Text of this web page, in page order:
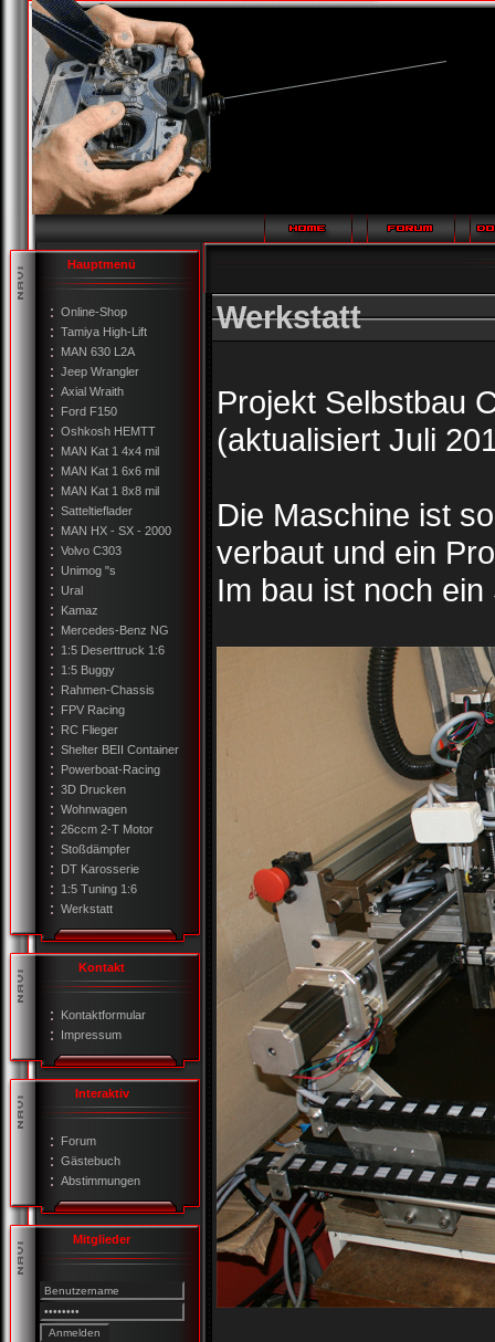
Hauptmenü
Online-Shop
Tamiya High-Lift
MAN 630 L2A
Jeep Wrangler
Axial Wraith
Ford F150
Oshkosh HEMTT
MAN Kat 1 4x4 mil
MAN Kat 1 6x6 mil
MAN Kat 1 8x8 mil
Satteltieflader
MAN HX - SX - 2000
Volvo C303
Unimog "s
Ural
Kamaz
Mercedes-Benz NG
1:5 Deserttruck 1:6
1:5 Buggy
Rahmen-Chassis
FPV Racing
RC Flieger
Shelter BEII Container
Powerboat-Racing
3D Drucken
Wohnwagen
26ccm 2-T Motor
Stoßdämpfer
DT Karosserie
1:5 Tuning 1:6
Werkstatt
Kontakt
Kontaktformular
Impressum
Interaktiv
Forum
Gästebuch
Abstimmungen
Mitglieder
Werkstatt
Projekt Selbstbau
(aktualisiert Juli
Die Maschine ist
verbaut und ein
Im bau ist noch